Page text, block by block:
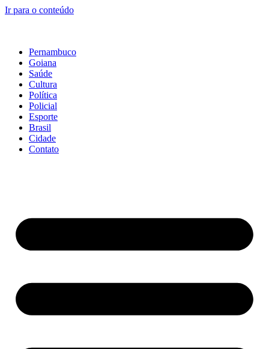
Ir para o conteúdo
Pernambuco
Goiana
Saúde
Cultura
Política
Policial
Esporte
Brasil
Cidade
Contato